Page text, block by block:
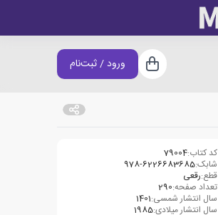
سبد خرید
ورود / ثبت‌نام
کد کتاب:79004
شابک:978-6226683685
قطع:رقعی
تعداد صفحه:290
سال انتشار شمسی:1401
سال انتشار میلادی:1985